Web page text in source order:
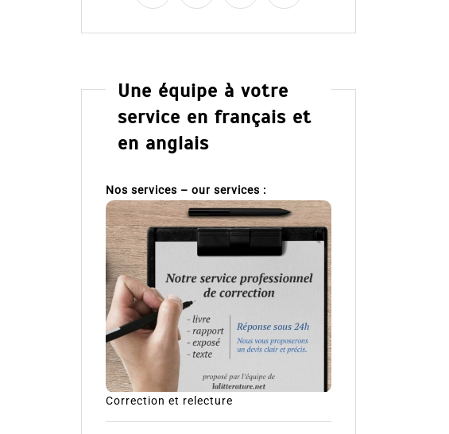
Une équipe à votre
service en français et
en anglais
Nos services – our services :
Correction et relecture